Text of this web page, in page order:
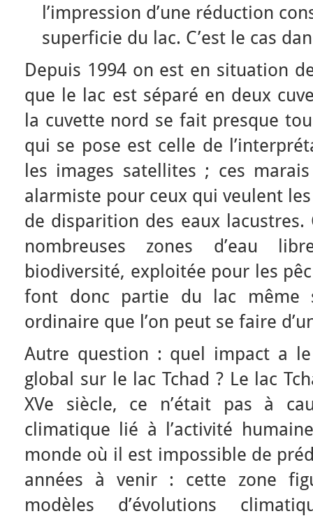
l’impression d’une réduction
superficie du lac. C’est le cas
Depuis 1994 on est en situation
que le lac est séparé en deux
la cuvette nord se fait presque
qui se pose est celle de
les images satellites ; ces
alarmiste pour ceux qui veulent
de disparition des eaux
nombreuses zones d’eau
biodiversité, exploitée pour les
font donc partie du lac même
ordinaire que l’on peut se faire
Autre question : quel impact a
global sur le lac Tchad ? Le lac
XVe siècle, ce n’était pas à
climatique lié à l’activité
monde où il est impossible de
années à venir : cette zone
modèles d’évolutions